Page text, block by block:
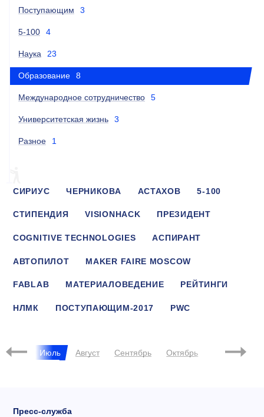
Поступающим 3
5-100 4
Наука 23
Образование 8
Международное сотрудничество 5
Университетская жизнь 3
Разное 1
СИРИУС ЧЕРНИКОВА АСТАХОВ 5-100
СТИПЕНДИЯ VISIONHACK ПРЕЗИДЕНТ
COGNITIVE TECHNOLOGIES АСПИРАНТ
АВТОПИЛОТ MAKER FAIRE MOSCOW
FABLAB МАТЕРИАЛОВЕДЕНИЕ РЕЙТИНГИ
НЛМК ПОСТУПАЮЩИМ-2017 PWC
Июнь Июль Август Сентябрь Октябрь Ноябрь
Пресс-служба